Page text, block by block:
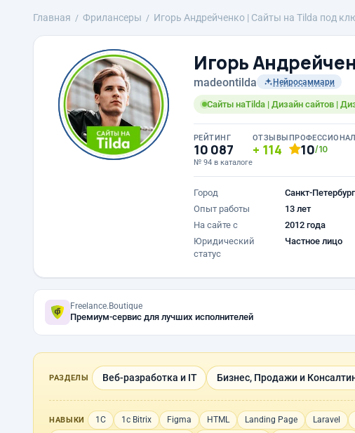
Главная Фрилансеры Игорь Андрейченко | Сайты на Tilda под
Игорь
madeontilda Нейросаммари
Сайты наTilda | Дизайн сайтов |
РЕЙТИНГ
10 087
№ 94 в каталоге
ОТЗЫВЫ
114 10/10
Город
Санкт-Петербург
Опыт работы
13 лет
На сайте с
2012 года
Юридический
статус
Частное лицо
Freelance.Boutique
Премиум-сервис для лучших исполнителей
РАЗДЕЛЫ Веб-разработка и IT Бизнес, Продажи и
НАВЫКИ 1С 1с Bitrix Figma HTML Landing Page Laravel